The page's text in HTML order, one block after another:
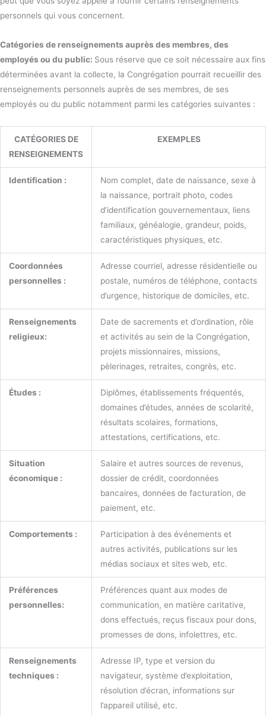
personnels qui vous concernent.
Catégories de renseignements auprès des membres, des
employés ou du public: Sous réserve que ce soit nécessaire aux fins
déterminées avant la collecte, la Congrégation pourrait recueillir des
renseignements personnels auprès de ses membres, de ses
employés ou du public notamment parmi les catégories suivantes :
CATÉGORIES DE
RENSEIGNEMENTS
EXEMPLES
Identification :
Nom complet, date de naissance, sexe à
la naissance, portrait photo, codes
d’identification gouvernementaux, liens
familiaux, généalogie, grandeur, poids,
caractéristiques physiques, etc.
Coordonnées
personnelles :
Adresse courriel, adresse résidentielle ou
postale, numéros de téléphone, contacts
d’urgence, historique de domiciles, etc.
Renseignements
religieux:
Date de sacrements et d’ordination, rôle
et activités au sein de la Congrégation,
projets missionnaires, missions,
pèlerinages, retraites, congrès, etc.
Études :
Diplômes, établissements fréquentés,
domaines d’études, années de scolarité,
résultats scolaires, formations,
attestations, certifications, etc.
Situation
économique :
Salaire et autres sources de revenus,
dossier de crédit, coordonnées
bancaires, données de facturation, de
paiement, etc.
Comportements :
Participation à des événements et
autres activités, publications sur les
médias sociaux et sites web, etc.
Préférences
personnelles:
Préférences quant aux modes de
communication, en matière caritative,
dons effectués, reçus fiscaux pour dons,
promesses de dons, infolettres, etc.
Renseignements
techniques :
Adresse IP, type et version du
navigateur, système d’exploitation,
résolution d’écran, informations sur
l’appareil utilisé, etc.